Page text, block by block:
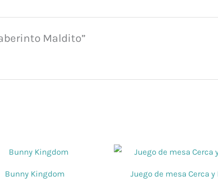
Maldito”
Bunny Kingdom Juego de mesa Cerca y